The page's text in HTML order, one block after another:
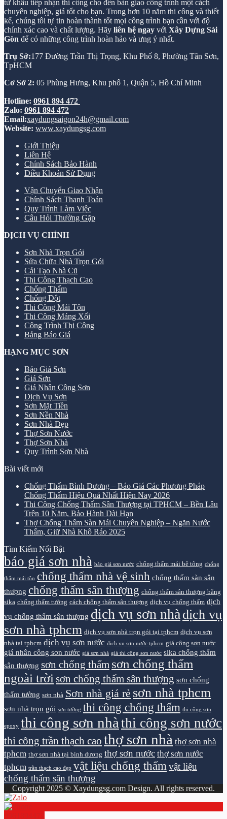
từ khâu tiếp nhận thi công cho đến bàn giao công trình một cách
chuyên nghiệp, giá tốt cho bạn. Trong hơn 10 năm thi công và thiết
kế, chúng tôi tự tin hoàn thành tốt mọi công trình bạn cần với độ
chính xác cao và chất lượng. Hãy liên hệ ngay với Xây Dựng Sài
Gòn để có những công trình hoàn hảo và ưng ý nhất.
Trụ Sở:177 Đường Trần Thị Trọng, Khu Phố 8, Phường Tân Sơn,
TpHCM
Cơ Sở 2: 05 Phùng Hưng, Khu phố 1, Quận 5, Hồ Chí Minh
Hotline: 0961 894 472
Zalo: 0961 894 472
Email:xaydungsaigon24h@gmail.com
Website: www.xaydungsg.com
Giới Thiệu
Liên Hệ
Chính Sách Bảo Hành
Điều Khoản Sử Dụng
Vận Chuyển Giao Nhận
Chính Sách Thanh Toán
Quy Trình Làm Việc
Câu Hỏi Thường Gặp
DỊCH VỤ CHÍNH
Sơn Nhà Trọn Gói
Sửa Chữa Nhà Trọn Gói
Cải Tạo Nhà Cũ
Thi Công Thạch Cao
Chống Thấm
Chống Dột
Thi Công Mái Tôn
Thi Công Máng Xối
Công Trình Thi Công
Bảng Báo Giá
HẠNG MỤC SƠN
Báo Giá Sơn
Giá Sơn
Giá Nhân Công Sơn
Dịch Vụ Sơn
Sơn Mặt Tiền
Sơn Nền Nhà
Sơn Nhà Đẹp
Thợ Sơn Nước
Thợ Sơn Nhà
Quy Trình Sơn Nhà
Bài viết mới
Chống Thấm Bình Dương – Báo Giá Các Phương Pháp
Chống Thấm Hiệu Quả Nhất Hiện Nay 2026
Thi Công Chống Thấm Sân Thượng tại TPHCM – Bền Lâu
Trên 10 Năm, Bảo Hành Dài Hạn
Thợ Chống Thấm Sàn Mái Chuyên Nghiệp – Ngăn Nước
Thấm, Giữ Nhà Khô Ráo 2025
Tìm Kiếm Nổi Bật
báo giá sơn nhà báo giá sơn nước chống thấm mái bê tông chống
thấm mái tôn chống thấm nhà vệ sinh chống thấm sàn sân
thượng chống thấm sân thượng chống thấm sân thượng bằng
sika chống thấm tường cách chống thấm sân thượng dịch vụ chống thấm dịch
vụ chống thấm sân thượng dịch vụ sơn nhà dịch vụ
sơn nhà tphcm dịch vụ sơn nhà trọn gói tại tphcm dịch vụ sơn
nhà tại tphcm dịch vụ sơn nước dịch vụ sơn nước tphcm giá công sơn nước
giá nhân công sơn nước giá sơn nhà giá thi công sơn nước sika chống thấm
sân thượng sơn chống thấm sơn chống thấm
ngoài trời sơn chống thấm sân thượng sơn chống
thấm tường sơn nhà Sơn nhà giá rẻ sơn nhà tphcm
sơn nhà trọn gói sơn tường thi công chống thấm thi công sơn
epoxy thi công sơn nhà thi công sơn nước
thi công trần thạch cao thợ sơn nhà thợ sơn nhà
tphcm thợ sơn nhà tại bình dương thợ sơn nước thợ sơn nước
tphcm trần thạch cao đẹp vật liệu chống thấm vật liệu
chống thấm sân thượng
Copyright 2025 © Xaydungsg.com Design. All rights reserved.